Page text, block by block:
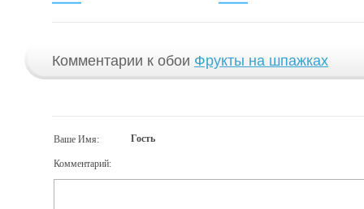
Комментарии к обои Фрукты на шпажках
Ваше Имя: Гость
Комментарий: